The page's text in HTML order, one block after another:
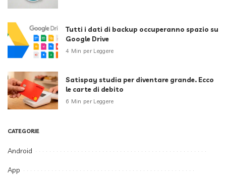
Tutti i dati di backup occuperanno spazio su
Google Drive
4 Min per Leggere
Satispay studia per diventare grande. Ecco
le carte di debito
6 Min per Leggere
CATEGORIE
Android
App